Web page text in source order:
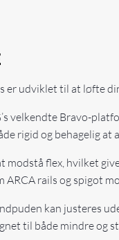
er udviklet til at løfte
velkendte Bravo-
rigid og behagelig at
modstå flex, hvilket
ARCA rails og spigot
kan justeres
til både mindre og